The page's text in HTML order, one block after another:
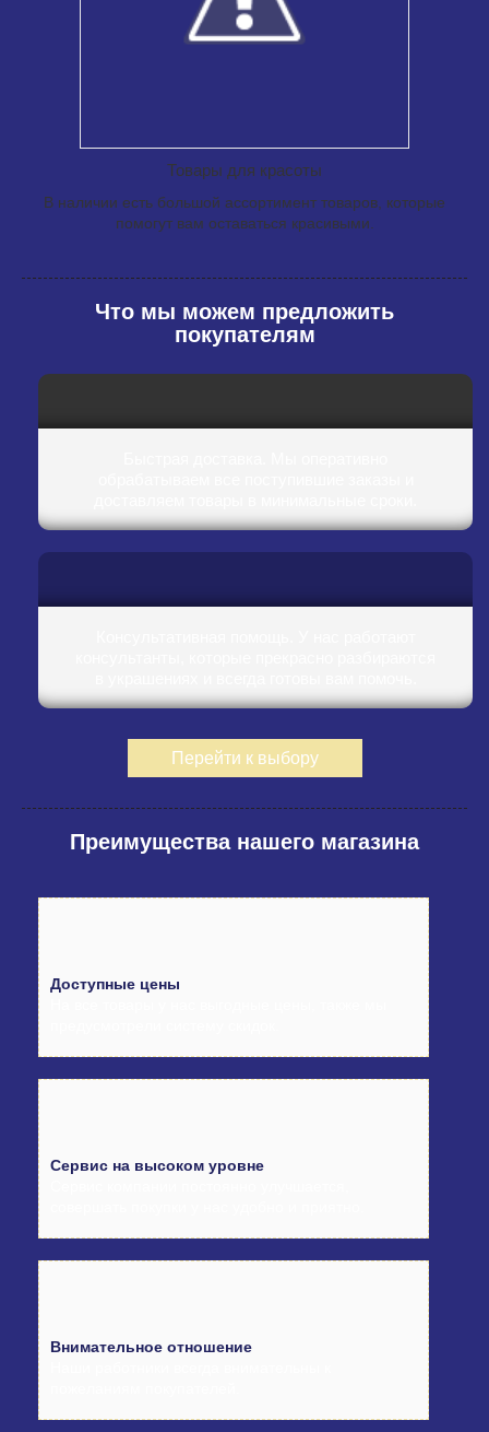
Товары для красоты
В наличии есть большой ассортимент товаров, которые
помогут вам оставаться красивыми.
Что мы можем предложить
покупателям
Перейти к выбору
Преимущества нашего магазина
Доступные цены
Сервис на высоком уровне
Внимательное отношение